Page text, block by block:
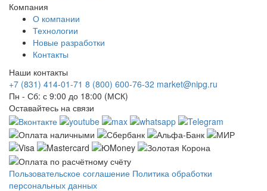
Компания
О компании
Технологии
Новые разработки
Контакты
Наши контакты
+7 (831) 414-01-71 8 (800) 600-76-32 market@nipg.ru
Пн - Сб: с 9:00 до 18:00 (МСК)
Оставайтесь на связи
Пользовательское соглашение Политика обработки
персональных данных